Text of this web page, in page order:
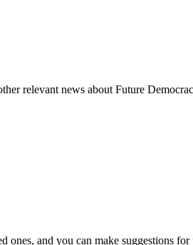
relevant news about Future
ones, and you can make suggestions